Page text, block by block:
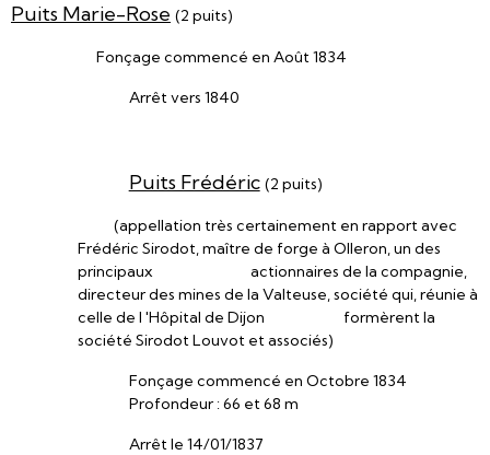
Puits Marie-Rose (2 puits)
Fonçage commencé en Août 1834
Arrêt vers 1840
Puits Frédéric (2 puits)
(appellation très certainement en rapport avec
Frédéric Sirodot, maître de forge à Olleron, un des
principaux actionnaires de la compagnie,
directeur des mines de la Valteuse, société qui, réunie à
celle de I 'Hôpital de Dijon formèrent la
société Sirodot Louvot et associés)
Fonçage commencé en Octobre 1834
Profondeur : 66 et 68 m
Arrêt le 14/01/1837